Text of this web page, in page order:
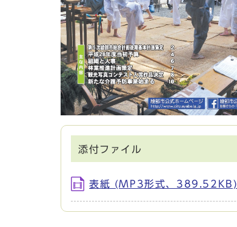
添付ファイル
表紙 (MP3形式、389.52KB)